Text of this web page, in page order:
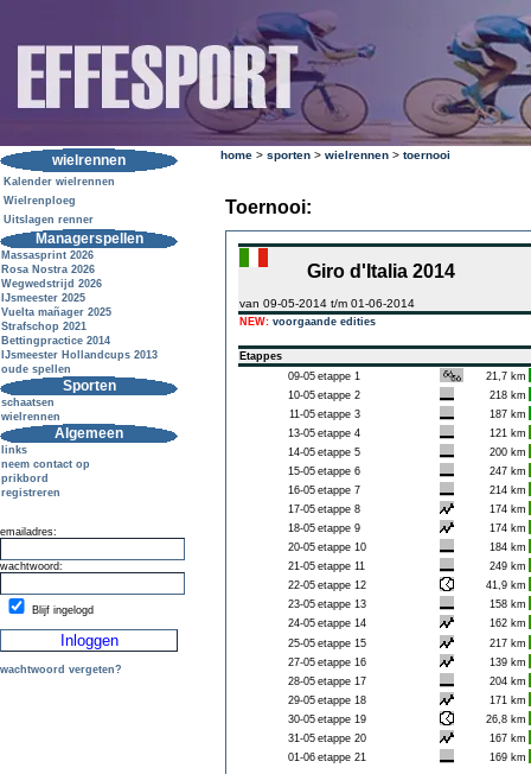
wielrennen
Kalender wielrennen
Wielrenploeg
Uitslagen renner
Managerspellen
Massasprint 2026
Rosa Nostra 2026
Wegwedstrijd 2026
IJsmeester 2025
Vuelta mañager 2025
Strafschop 2021
Bettingpractice 2014
IJsmeester Hollandcups 2013
oude spellen
Sporten
schaatsen
wielrennen
Algemeen
links
neem contact op
prikbord
registreren
emailadres:
wachtwoord:
Blijf ingelogd
wachtwoord vergeten?
home > sporten > wielrennen > toernooi
Toernooi:
Giro d'Italia 2014
van 09-05-2014 t/m 01-06-2014
NEW: voorgaande edities
Etappes
09-05 etappe 1
21,7 km
10-05 etappe 2
218 km
11-05 etappe 3
187 km
13-05 etappe 4
121 km
14-05 etappe 5
200 km
15-05 etappe 6
247 km
16-05 etappe 7
214 km
17-05 etappe 8
174 km
18-05 etappe 9
174 km
20-05 etappe 10
184 km
21-05 etappe 11
249 km
22-05 etappe 12
41,9 km
23-05 etappe 13
158 km
24-05 etappe 14
162 km
25-05 etappe 15
217 km
27-05 etappe 16
139 km
28-05 etappe 17
204 km
29-05 etappe 18
171 km
30-05 etappe 19
26,8 km
31-05 etappe 20
167 km
01-06 etappe 21 169 km